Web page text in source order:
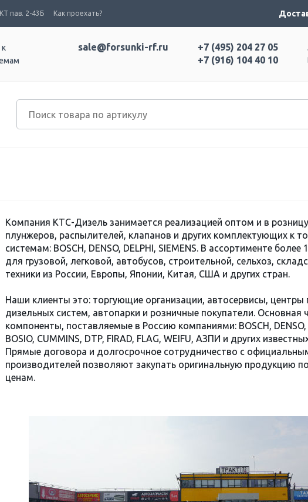
пав. 2-43Б Как проехать?
+7 (495) 204 27 05
+7 (916) 104 40 10
sale@forsunki-rf.ru
Компания КТС-Дизель занимается реализацией оптом и в
плунжеров, распылителей, клапанов и других комплектующих к
системам: BOSCH, DENSO, DELPHI, SIEMENS. В ассортименте
для грузовой, легковой, автобусов, строительной, сельхоз,
техники из России, Европы, Японии, Китая, США и других стран.
Наши клиенты это: торгующие организации, автосервисы,
дизельных систем, автопарки и розничные покупатели. Основная
компоненты, поставляемые в Россию компаниями: BOSCH, DENSO,
BOSIO, CUMMINS, DTP, FIRAD, FLAG, WEIFU, АЗПИ и других
Прямые договора и долгосрочное сотрудничество с
производителей позволяют закупать оригинальную продукцию
ценам.